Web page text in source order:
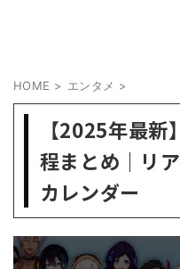
HOME > エンタメ >
【2025年最
程まとめ｜リ
カレンダー